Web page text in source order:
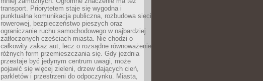
transport. Priorytetem staje się wygodna i
punktualna komunikacja publiczna, rozbudowa sieci
rowerowej, bezpieczeństwo pieszych oraz
ograniczanie ruchu samochodowego w najbardziej
zatłoczonych częściach miasta. Nie chodzi o
całkowity zakaz aut, lecz o rozsądne równoważenie
różnych form przemieszczania się. Gdy jezdnia
przestaje być jedynym centrum uwagi, może
pojawić się więcej zieleni, drzew dających cień,
parkletów i przestrzeni do odpoczynku. Miasta,